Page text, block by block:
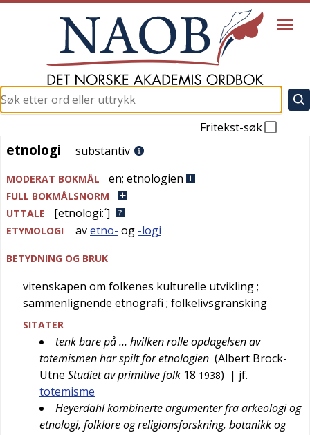
Fritekst-søk
etnologi
etnologi substantiv
MODERAT BOKMÅL en; etnologien
FULL BOKMÅLSNORM
UTTALE
[etnologi:´]
ETYMOLOGI avetno- og -logi
BETYDNING OG BRUK
vitenskapen om folkenes kulturelle utvikling;
sammenlignende etnografi ; folkelivsgransking
SITATER
tenk bare på … hvilken rolle opdagelsen av
totemismen har spilt for etnologien (Albert Brock-
Utne Studiet av primitive folk 18 1938) | jf.
totemisme
Heyerdahl kombinerte argumenter fra arkeologi og
etnologi, folklore og religionsforskning, botanikk og